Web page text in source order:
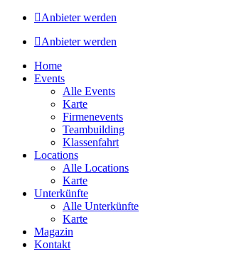
Anbieter werden
Anbieter werden
Home
Events
Alle Events
Karte
Firmenevents
Teambuilding
Klassenfahrt
Locations
Alle Locations
Karte
Unterkünfte
Alle Unterkünfte
Karte
Magazin
Kontakt